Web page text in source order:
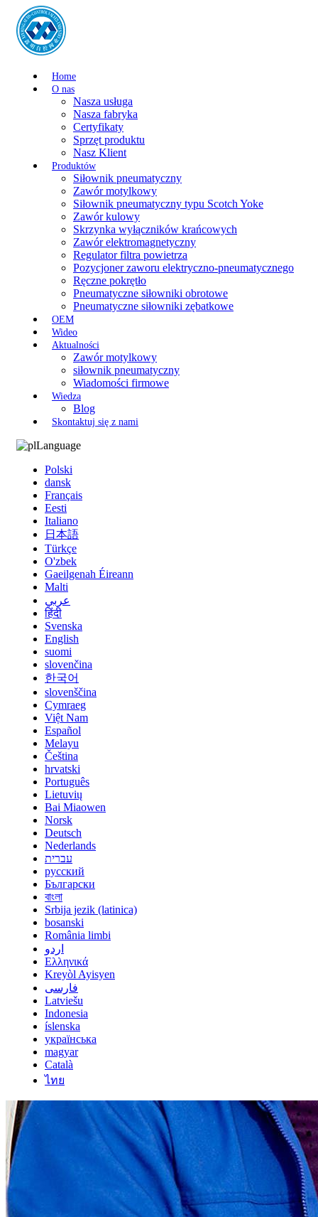
Home
O nas
Nasza usługa
Nasza fabryka
Certyfikaty
Sprzęt produktu
Nasz Klient
Produktów
Siłownik pneumatyczny
Zawór motylkowy
Siłownik pneumatyczny typu Scotch Yoke
Zawór kulowy
Skrzynka wyłączników krańcowych
Zawór elektromagnetyczny
Regulator filtra powietrza
Pozycjoner zaworu elektryczno-pneumatycznego
Ręczne pokrętło
Pneumatyczne siłowniki obrotowe
Pneumatyczne siłowniki zębatkowe
OEM
Wideo
Aktualności
Zawór motylkowy
siłownik pneumatyczny
Wiadomości firmowe
Wiedza
Blog
Skontaktuj się z nami
Language
Polski
dansk
Français
Eesti
Italiano
日本語
Türkçe
O'zbek
Gaeilgenah Éireann
Malti
عربي
हिंदी
Svenska
English
suomi
slovenčina
한국어
slovenščina
Cymraeg
Việt Nam
Español
Melayu
Čeština
hrvatski
Português
Lietuvių
Bai Miaowen
Norsk
Deutsch
Nederlands
עברית
русский
Български
বাংলা
Srbija jezik (latinica)
bosanski
România limbi
اردو
Ελληνικά
Kreyòl Ayisyen
فارسی
Latviešu
Indonesia
íslenska
українська
magyar
Català
ไทย